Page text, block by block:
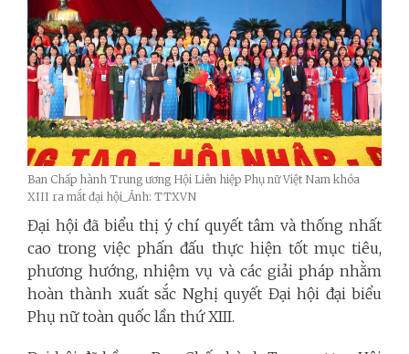
Ban Chấp hành Trung ương Hội Liên hiệp Phụ nữ Việt Nam khóa
XIII ra mắt đại hội_Ảnh: TTXVN
Đại hội đã biểu thị ý chí quyết tâm và thống nhất
cao trong việc phấn đấu thực hiện tốt mục tiêu,
phương hướng, nhiệm vụ và các giải pháp nhằm
hoàn thành xuất sắc Nghị quyết Đại hội đại biểu
Phụ nữ toàn quốc lần thứ XIII.